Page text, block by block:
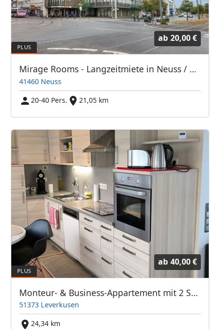
ab 20,00 €
Mirage Rooms - Langzeitmiete in Neuss / Monteurzimmer
41460 Neuss
20-40 Pers.
21,05 km
ab 40,00 €
Monteur- & Business-Appartement mit 2 Schlafzimmern & 3 Betten- für 4 Personen am BAYER-KREUZ -Sauna & Dachterrasse - 4tes OG - kein Lift -
51373 Leverkusen
24,34 km